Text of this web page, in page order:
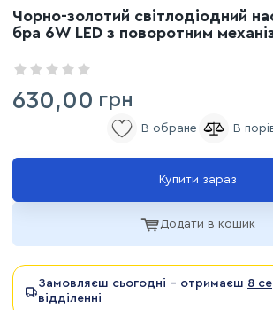
Чорно-золотий світлодіодний
бра 6W LED з поворотним
630,00 грн
Додати в кошик
Замовляєш сьогодні - отримаєш 8
відділенні
Купити зараз